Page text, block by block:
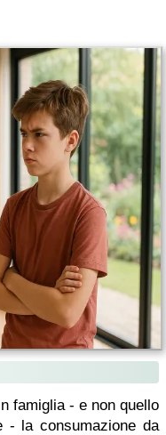
famiglia - e non quello
- la consumazione da